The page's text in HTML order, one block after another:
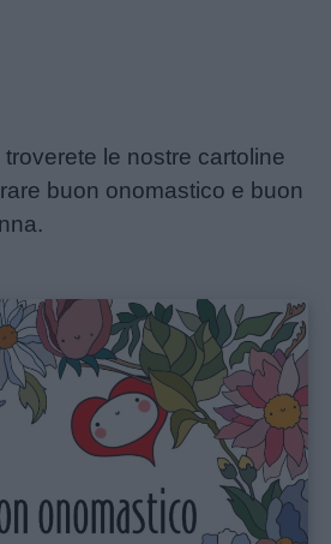
le nostre cartoline
buon onomastico e buon